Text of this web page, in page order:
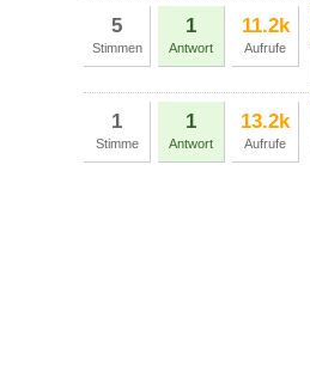
5
Stimmen
1
Antwort
11.2k
Aufrufe
1
Stimme
1
Antwort
13.2k
Aufrufe